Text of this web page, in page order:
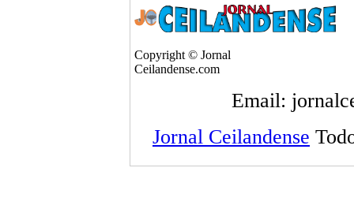
Copyright © Jornal
Ceilandense.com
Email:
Jornal Ceilandense